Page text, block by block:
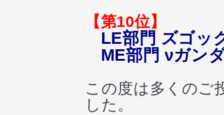
【第10位】
LE部門 ズゴッ
ME部門 νガン
この度は多くのご
した。